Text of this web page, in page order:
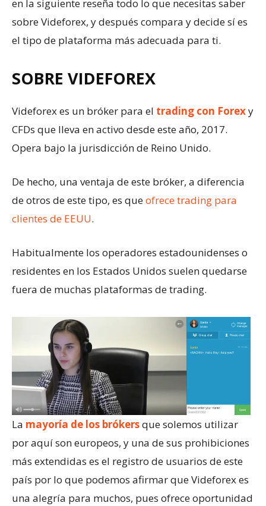
en la siguiente reseña todo lo que necesitas saber
sobre Videforex, y después compara y decide sí es
el tipo de plataforma más adecuada para ti.
SOBRE VIDEFOREX
Videforex es un bróker para el trading con Forexy
CFDs que lleva en activo desde este año, 2017.
Opera bajo la jurisdicción de Reino Unido.
De hecho, una ventaja de este bróker, a diferencia
de otros de este tipo, es queofrece trading para
clientes de EEUU.
Habitualmente los operadores estadounidenses o
residentes en los Estados Unidos suelen quedarse
fuera de muchas plataformas de trading.
La mayoría de los brókersque solemos utilizar
por aquí son europeos, y una de sus prohibiciones
más extendidas es el registro de usuarios de este
país por lo que podemos afirmar que Videforex es
una alegría para muchos, pues ofrece oportunidad